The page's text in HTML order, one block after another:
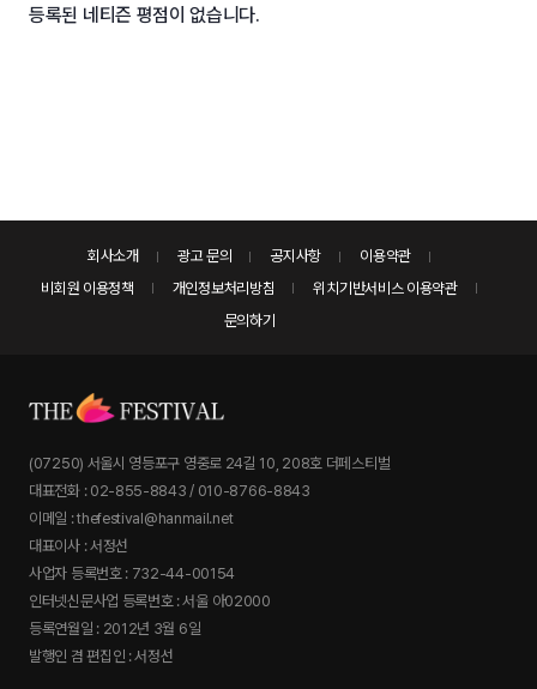
등록된 네티즌 평점이 없습니다.
회사소개 광고 문의 공지사항
이용약관
비회원 이용정책
개인정보처리방침
위치기반서비스 이용약관
문의하기
(07250) 서울시 영등포구 영중로 24길 10, 208호 더페스티벌
대표전화 : 02-855-8843 / 010-8766-8843
이메일 : thefestival@hanmail.net
대표이사 : 서정선
사업자 등록번호 : 732-44-00154
인터넷신문사업 등록번호 : 서울 아02000
등록연월일 : 2012년 3월 6일
발행인 겸 편집인 : 서정선